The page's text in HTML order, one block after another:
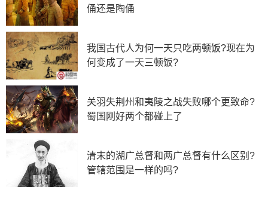
俑还是陶俑
我国古代人为何一天只吃两顿饭?现在为
何变成了一天三顿饭?
关羽失荆州和夷陵之战失败哪个更致命?
蜀国刚好两个都碰上了
清末的湖广总督和两广总督有什么区别?
管辖范围是一样的吗?